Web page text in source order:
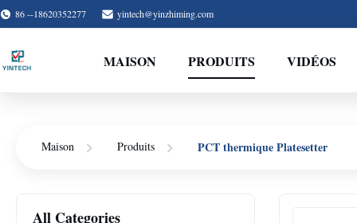
86 --18620352277 yintech@yinzhiming.com
MAISON PRODUITS VIDÉOS
Maison Produits PCT thermique Platesetter
All Categories